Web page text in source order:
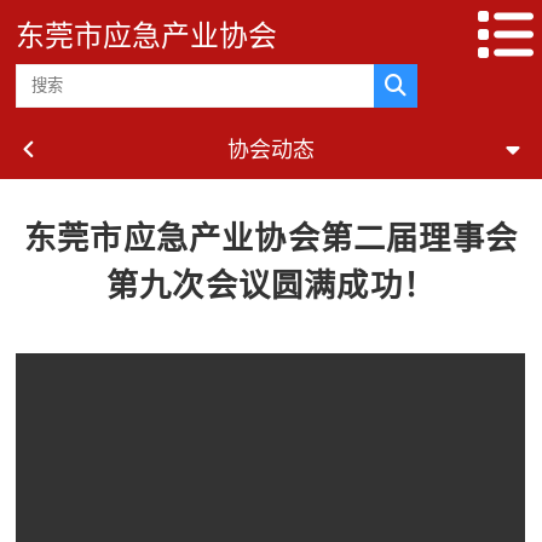
东莞市应急产业协会
协会动态
东莞市应急产业协会第二届理事会
第九次会议圆满成功！